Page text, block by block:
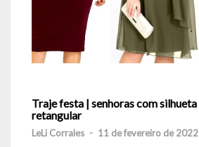
Traje festa | senhoras com silhueta
retangular
LeLi Corrales - 11 de fevereiro de 2022